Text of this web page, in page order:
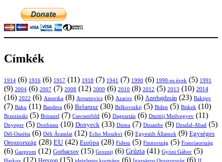
Címkék
1914 (6) 1916 (6) 1917 (11) 1918 (7) 1941 (7) 1990 (6) 1990-es évek (5) 1991
(9) 2004 (6) 2007 (7) 2008 (12) 2009 (6) 2010 (8) 2012 (5) 2013 (10) 2014
(16) 2022 (6) Amerika (8) Aresztovics (6) Azarov (6) Azerbajdzsán (23) Bakijev
(7) Baku (11) Bandera (6) Belarusz (30) Belkovszkij (5) Biden (5) Biskek (10)
Brzezinski (5) Brüsszel (7) Csecsenföld (6) Dagesztán (6) Dmitrij Medvegyev (11)
Dnyeper (5) Donbassz (10) Donyeck (33) Duma (7) Dusanbe (9) Dzsalal-Abad (5)
Dél-Oszétia (6) Déli Áramlat (12) Echo Moszkvi (6) Egyesült Államok (9) Egységes
Oroszország (28) EU (42) Európa (28) Fidesz (5) Finnország (5) Franciaország
(6) Gazprom (12) Gorbacsov (15) Groznij (6) Grúzia (41) Gyóni Gábor (5)
Harkov (12) Herszon (15) ideiglenes kormány (6) Igazságos Oroszország (6) II.